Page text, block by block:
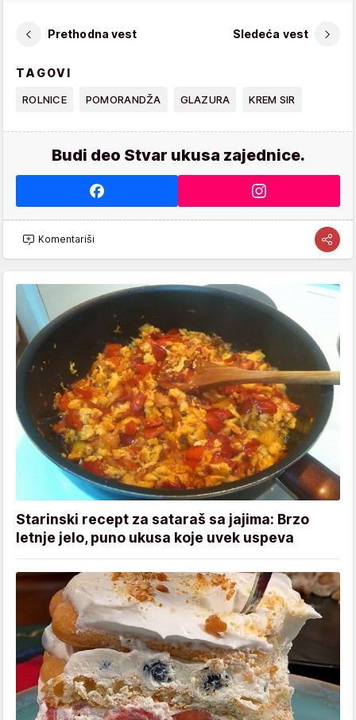
Prethodna vest Sledeća vest
TAGOVI
ROLNICE POMORANDŽA GLAZURA KREM SIR
Budi deo Stvar ukusa zajednice.
Komentariši
Starinski recept za sataraš sa jajima: Brzo
letnje jelo, puno ukusa koje uvek uspeva